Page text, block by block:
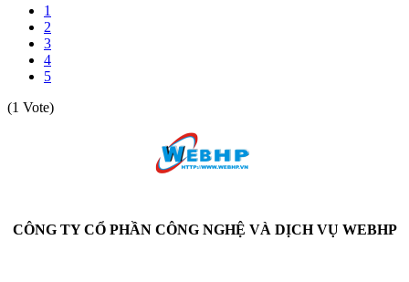
1
2
3
4
5
(1 Vote)
CÔNG TY CỔ PHẦN CÔNG NGHỆ VÀ DỊCH VỤ WEBHP